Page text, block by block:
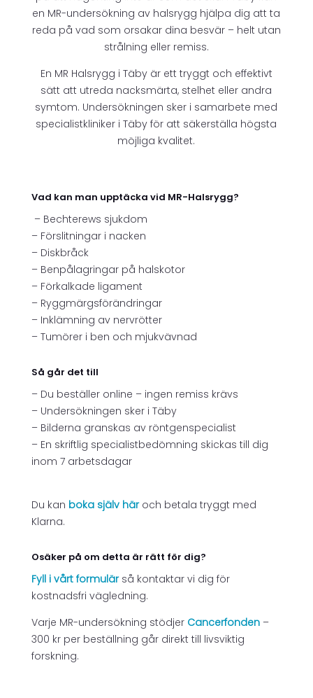
en MR-undersökning av halsrygg hjälpa dig att ta
reda på vad som orsakar dina besvär – helt utan
strålning eller remiss.
En MR Halsrygg i Täby är ett tryggt och effektivt
sätt att utreda nacksmärta, stelhet eller andra
symtom. Undersökningen sker i samarbete med
specialistkliniker i Täby för att säkerställa högsta
möjliga kvalitet.
Vad kan man upptäcka vid MR-Halsrygg?
– Bechterews sjukdom
– Förslitningar i nacken
– Diskbråck
– Benpålagringar på halskotor
– Förkalkade ligament
– Ryggmärgsförändringar
– Inklämning av nervrötter
– Tumörer i ben och mjukvävnad
Så går det till
– Du beställer online – ingen remiss krävs
– Undersökningen sker i Täby
– Bilderna granskas av röntgenspecialist
– En skriftlig specialistbedömning skickas till dig
inom 7 arbetsdagar
Du kan boka själv häroch betala tryggt med
Klarna.
Osäker på om detta är rätt för dig?
Fyll i vårt formulärså kontaktar vi dig för
kostnadsfri vägledning.
Varje MR-undersökning stödjer Cancerfonden–
300 kr per beställning går direkt till livsviktig
forskning.